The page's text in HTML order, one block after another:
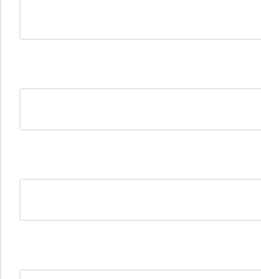
آن رونق ایجاد شود، توسعه
ایرانی را کاهش بیکاری و